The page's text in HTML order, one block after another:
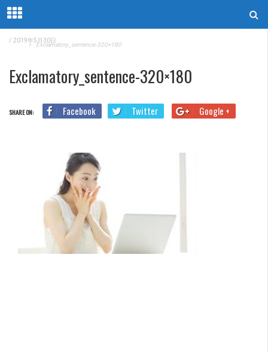
Home Exclamatory_sentence-320×180
/ 2019年5月30日
Exclamatory_sentence-320×180
SHARE ON: Facebook Twitter Google +